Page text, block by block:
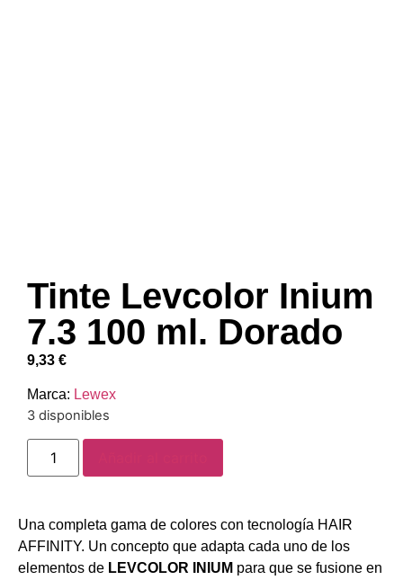
Tinte Levcolor Inium
7.3 100 ml. Dorado
9,33 €
Marca: Lewex
3 disponibles
Una completa gama de colores con tecnología HAIR
AFFINITY. Un concepto que adapta cada uno de los
elementos de LEVCOLOR INIUM para que se fusione en